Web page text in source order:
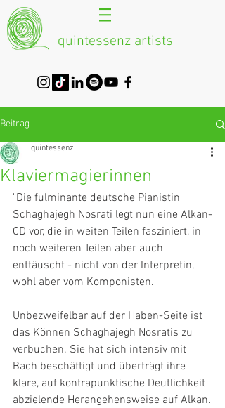
quintessenz artists
Beitrag
Klaviermagierinnen
quintessenz
"Die fulminante deutsche Pianistin
Schaghajegh Nosrati legt nun eine Alkan-
CD vor, die in weiten Teilen fasziniert, in
noch weiteren Teilen aber auch
enttäuscht - nicht von der Interpretin,
wohl aber vom Komponisten.
Unbezweifelbar auf der Haben-Seite ist
das Können Schaghajegh Nosratis zu
verbuchen. Sie hat sich intensiv mit
Bach beschäftigt und überträgt ihre
klare, auf kontrapunktische Deutlichkeit
abzielende Herangehensweise auf Alkan.